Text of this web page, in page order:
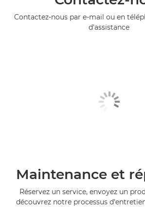
Contactez-nous par e-mail ou en
d'assistance
Maintenance et
Réservez un service, envoyez un
découvrez notre processus